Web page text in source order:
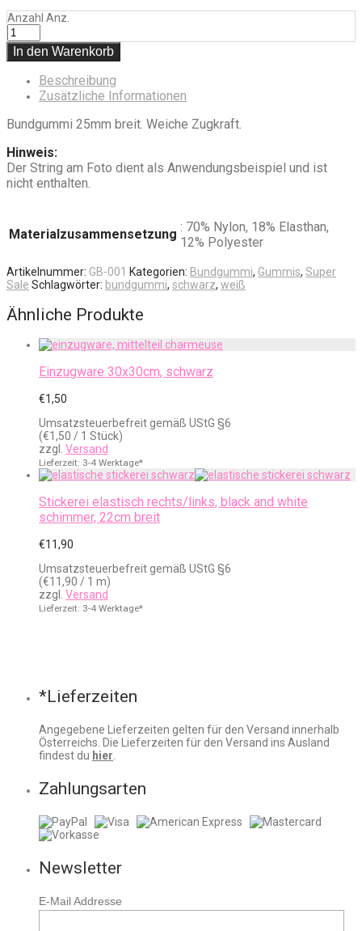
Anzahl Anz.
In den Warenkorb
Beschreibung
Zusätzliche Informationen
Bundgummi 25mm breit. Weiche Zugkraft.
Hinweis:
Der String am Foto dient als Anwendungsbeispiel und ist
nicht enthalten.
Materialzusammensetzung : 70% Nylon, 18% Elasthan,
12% Polyester
Artikelnummer: GB-001 Kategorien: Bundgummi, Gummis, Super
Sale Schlagwörter: bundgummi, schwarz, weiß
Ähnliche Produkte
Einzugware 30x30cm, schwarz
€1,50
Umsatzsteuerbefreit gemäß UStG §6
(€1,50 / 1 Stück)
zzgl. Versand
Lieferzeit: 3-4 Werktage*
Stickerei elastisch rechts/links, black and white
schimmer, 22cm breit
€11,90
Umsatzsteuerbefreit gemäß UStG §6
(€11,90 / 1 m)
zzgl. Versand
Lieferzeit: 3-4 Werktage*
*Lieferzeiten
Angegebene Lieferzeiten gelten für den Versand innerhalb
Österreichs. Die Lieferzeiten für den Versand ins Ausland
findest du hier.
Zahlungsarten
Newsletter
E-Mail Addresse